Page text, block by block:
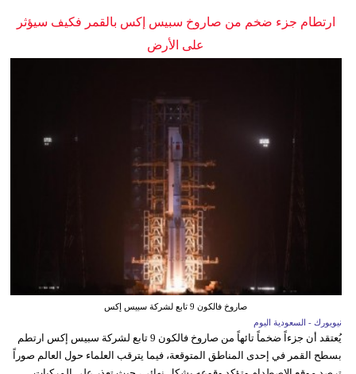
ارتطام جزء ضخم من صاروخ سبيس إكس بالقمر فكيف سيؤثر
على الأرض
صاروخ فالكون 9 تابع لشركة سبيس إكس
نيويورك - السعودية اليوم
يُعتقد أن جزءاً ضخماً تائهاً من صاروخ فالكون 9 تابع لشركة سبيس إكس ارتطم
بسطح القمر في إحدى المناطق المتوقعة، فيما يترقب العلماء حول العالم صوراً